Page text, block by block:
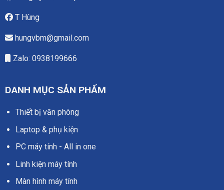
T Hùng
hungvbm@gmail.com
Zalo: 0938199666
DANH MỤC SẢN PHẨM
Thiết bị văn phòng
Laptop & phụ kiện
PC máy tính - All in one
Linh kiện máy tính
Màn hình máy tính